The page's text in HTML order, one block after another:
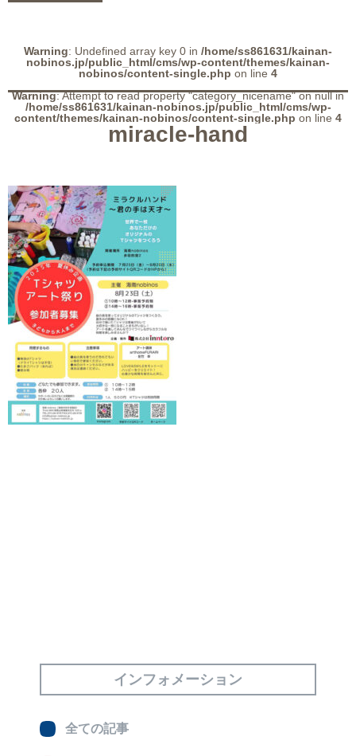
Warning: Undefined array key 0 in /home/ss861631/kainan-
nobinos.jp/public_html/cms/wp-content/themes/kainan-
nobinos/content-single.php on line 4
Warning: Attempt to read property "category_nicename" on null in
/home/ss861631/kainan-nobinos.jp/public_html/cms/wp-
content/themes/kainan-nobinos/content-single.php on line 4
miracle-hand
インフォメーション
全ての記事